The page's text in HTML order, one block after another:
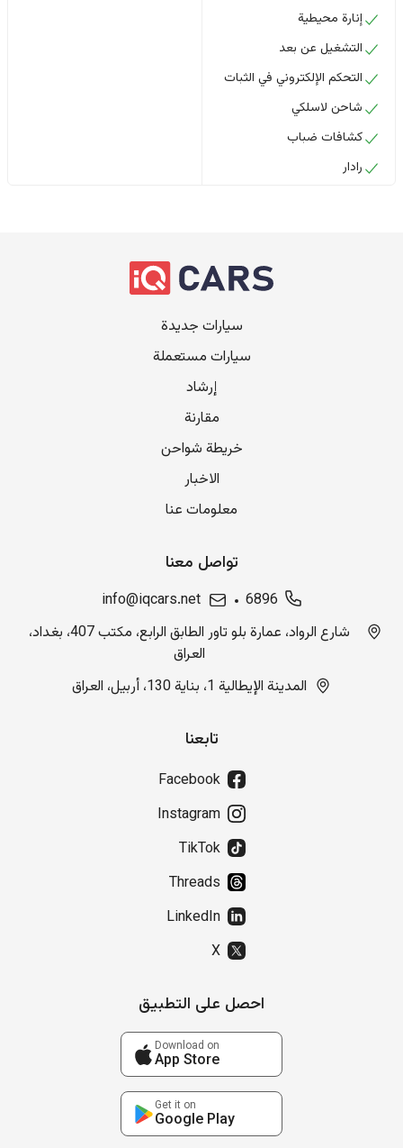
إنارة محيطية
التشغيل عن بعد
التحكم الإلكتروني في الثبات
شاحن لاسلكي
كشافات ضباب
رادار
سيارات جديدة
سيارات مستعملة
إرشاد
مقارنة
خريطة شواحن
الاخبار
معلومات عنا
تواصل معنا
6896
info@iqcars.net
شارع الرواد، عمارة بلو تاور الطابق الرابع، مكتب 407، بغداد،
العراق
المدينة الإيطالية 1، بناية 130، أربيل، العراق
تابعنا
Facebook
Instagram
TikTok
Threads
LinkedIn
X
احصل على التطبيق
Download on
App Store
Get it on
Google Play